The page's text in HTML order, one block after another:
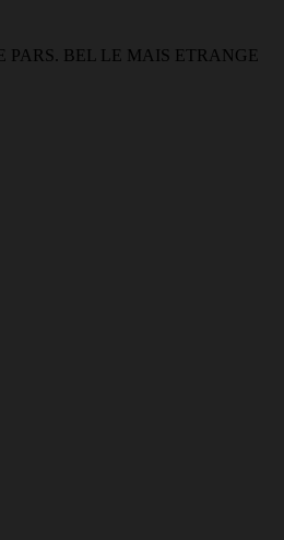
PARS. BEL LE MAIS ETRANGE